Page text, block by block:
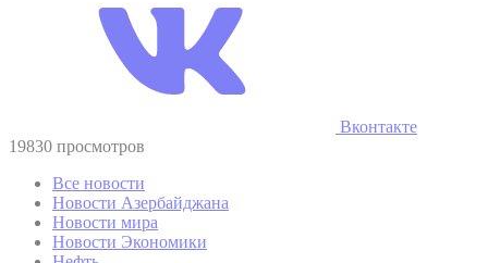
Вконтакте
19830 просмотров
Все новости
Новости Азербайджана
Новости мира
Новости Экономики